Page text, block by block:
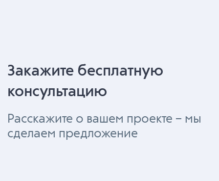
Закажите бесплатную
консультацию
Расскажите о вашем проекте – мы
сделаем предложение